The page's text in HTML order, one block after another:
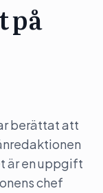
på
berättat att
är en uppgift
chef